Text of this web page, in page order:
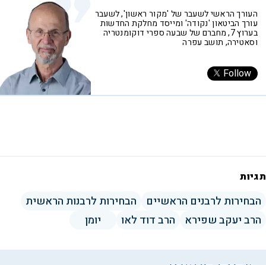
העורך הראשי לשעבר של 'מקור ראשון', לשעבר
עורך הביטאון 'נקודה' ומייסד מחלקת החדשות
בערוץ 7, מחברם של שבעה ספרי דוקומנטריה
וסאטירה, תושב עפרה
Follow
תגיות
הבחירות לרבנים הראשיים
הבחירות לרבנות הראשית
הרב יעקב שפירא
הרב דוד לאו יומן